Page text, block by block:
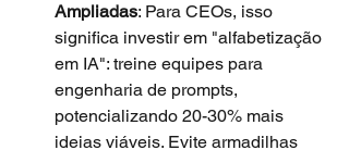
Ampliadas: Para CEOs, isso
significa investir em "alfabetização
em IA": treine equipes para
engenharia de prompts,
potencializando 20-30% mais
ideias viáveis. Evite armadilhas